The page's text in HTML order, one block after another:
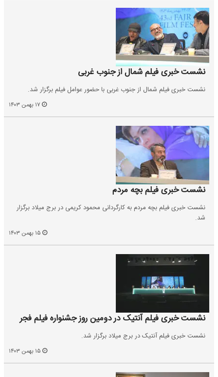
نشست خبری فیلم شمال از جنوب غربی
نشست خبری فیلم شمال از جنوب غربی با حضور عوامل فیلم برگزار شد.
نشست خبری فیلم بچه مردم
نشست خبری فیلم بچه مردم به کارگردانی محمود کریمی در برج میلاد برگزار
شد.
نشست خبری فیلم آنتیک در دومین روز جشنواره فیلم فجر
نشست خبری فیلم آنتیک در برج میلاد برگزار شد.